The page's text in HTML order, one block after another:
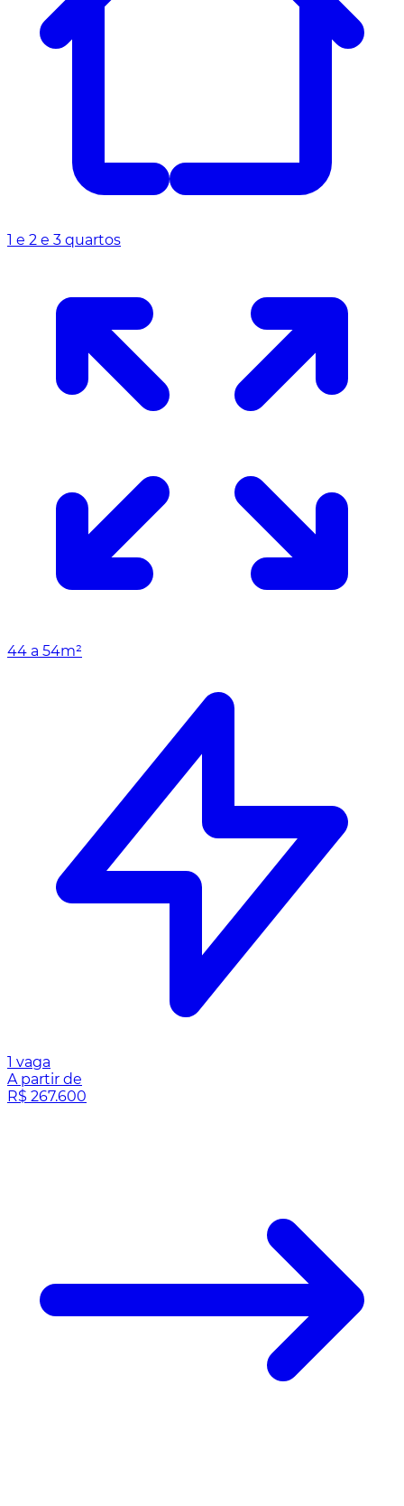
1 e 2 e 3 quartos
44 a 54m²
1 vaga
A partir de
R$ 267.600